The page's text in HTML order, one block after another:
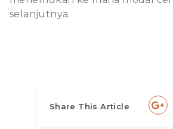
selanjutnya.
Share This Article